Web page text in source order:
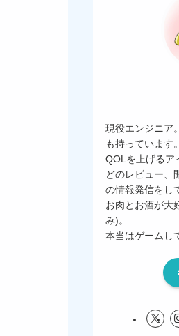
現役エンジニア
も持っています。
QOLを上げるア
どのレビュー、
の情報発信をし
お肉とお酒が大
み)。
本当はゲームし